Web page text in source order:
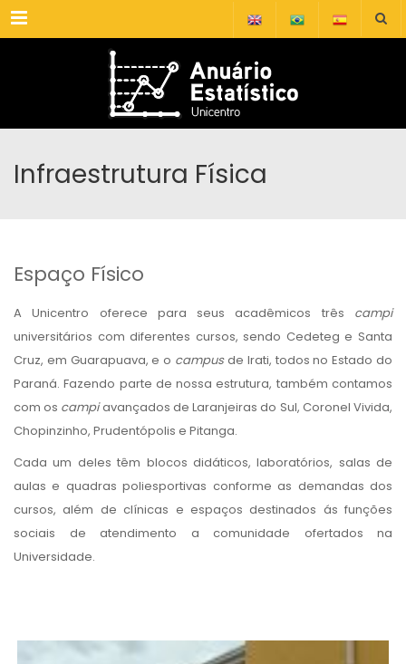
Menu
Infraestrutura Física
Espaço Físico
A Unicentro oferece para seus acadêmicos três campi
universitários com diferentes cursos, sendo Cedeteg e Santa
Cruz, em Guarapuava, e o campusde Irati, todos no Estado do
Paraná. Fazendo parte de nossa estrutura, também contamos
com os campiavançados de Laranjeiras do Sul, Coronel Vivida,
Chopinzinho, Prudentópolis e Pitanga.
Cada um deles têm blocos didáticos, laboratórios, salas de
aulas e quadras poliesportivas conforme as demandas dos
cursos, além de clínicas e espaços destinados ás funções
sociais de atendimento a comunidade ofertados na
Universidade.